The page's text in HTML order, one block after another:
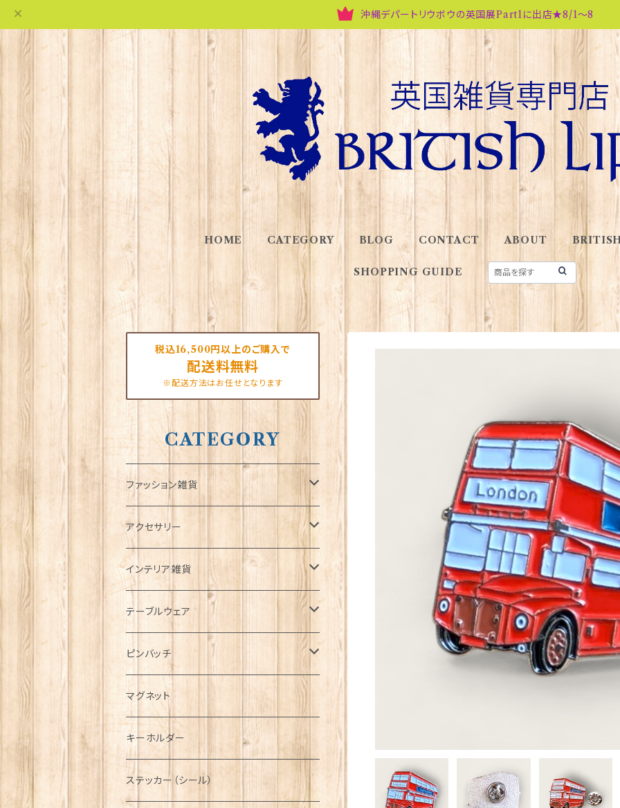
沖縄デパートリウボウの英国展Part1に出店★8/1～8
HOME CATEGORY BLOG CONTACT ABOUT
SHOPPING GUIDE
税込16,500円以上のご購入で
配送料無料
※配送方法はお任せとなります
CATEGORY
ファッション雑貨
タータンネクタイ
帽子
キャップ
ハンチング帽
キャスケット
ディアストーカー
ニット帽
Tシャツ
マフラー
タータン【Bronte by Moon】
タータン【Glencroft】
ボタンラップマフラー【Aran Traditions】
サッシュ
スカーフ
ファッションマスク
アクセサリー
ORTAK
ブローチ
ペンダント
チャーム
その他のアクセサリー
インテリア雑貨
インテリア置物
ラブスプーン
ラブスプーン【SION LLEWELLYN】
ラブスプーン【PAUL CURTIS】
ファブリック
テーブルウェア
ティータオル
ペーパーナプキン
ティーコジー
その他テーブルウェア
ピンバッチ
ジェネラルデザイン
乗り物
動物＆植物
ミリタリー
NAVY
ピューター
マグネット
キーホルダー
ステッカー（シール）